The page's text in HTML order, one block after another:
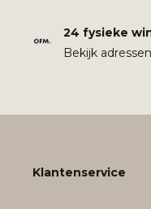
24 fysieke
Bekijk
Klantenservice